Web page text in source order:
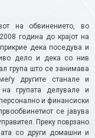
на обвинението, во
година до крајот на
дека поседува и
дело и дека со нив
група што се занимава
другите станале и
на групата делувале и
и финансиски
се јавува
Преку поврзано
со други домашни и